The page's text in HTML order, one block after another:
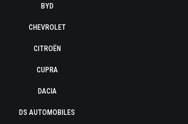
BYD
CHEVROLET
CITROËN
CUPRA
DACIA
DS AUTOMOBILES